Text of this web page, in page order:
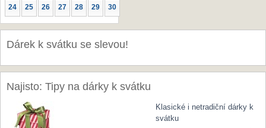
24 25 26 27 28 29 30
Dárek k svátku se slevou!
Najisto: Tipy na dárky k svátku
Klasické i netradiční dárky k
svátku